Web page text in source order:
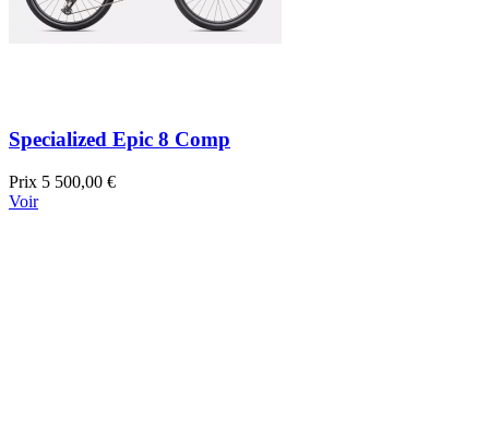
Specialized Epic 8 Comp
Prix 5 500,00 €
Voir